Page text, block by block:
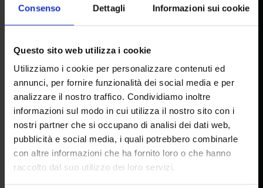
Consenso Dettagli Informazioni sui cookie
Questo sito web utilizza i cookie
Utilizziamo i cookie per personalizzare contenuti ed
annunci, per fornire funzionalità dei social media e per
analizzare il nostro traffico. Condividiamo inoltre
informazioni sul modo in cui utilizza il nostro sito con i
nostri partner che si occupano di analisi dei dati web,
pubblicità e social media, i quali potrebbero combinarle
con altre informazioni che ha fornito loro o che hanno
raccolto dal suo utilizzo dei loro servizi.
SHOP
Crea la tua box
Scegli il tuo kit
DOWNLOAD
Media-kit
TUTORIAL & ISPIRAZIONI
Lesson Plan
Recipe
Video
C-DISTRIBUTOR
Area Privata
CONTATTI
HEADQUARTER
Via Pietramarina, 53 50053
Sovigliana FI
HEAD OFFICE AND FACTORY
Via del Lavoro, 65 I 50056